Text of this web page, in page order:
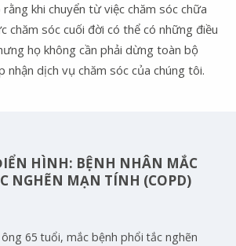
khi chuyển từ việc chăm sóc chữa
chăm sóc cuối đời có thể có những điều
họ không cần phải dừng toàn bộ
nhận dịch vụ chăm sóc của chúng tôi.
HÌNH: BỆNH NHÂN MẮC
NGHẼN MẠN TÍNH (COPD)
65 tuổi, mắc bệnh phổi tắc nghẽn